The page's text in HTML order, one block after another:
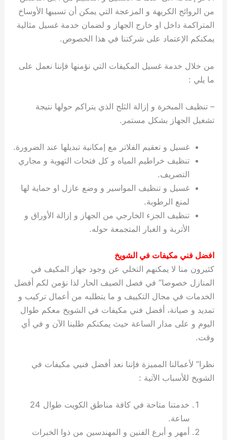
من الروائح الكريهة و المزعجة التي يمكن أن تسببها الأوساخ
المتراكمة داخل او خارج الجهاز و لضمان خدمة غسيل مثالية
يمكنكم الإعتماد على شركتنا في هذا الخصوص.
من خلال خدمة غسيل المكيفات التي نؤمنها فإننا نعمل على
ما يلي :
– تنظيف المبخرة و إزالة الثلج الذي يتراكم حولها نتيجة
تشغيل الجهاز بشكل مستمر.
غسيل و تعقيم الفلاتر مع إمكانية تبديلها عند الضرورة.
تنظيف خراطيم المياه و كل فتحات التهوية و مجاري
التصريف.
غسيل و تنظيف المواسير و وضع عازل او حماية لها
لمنع الرطوبة.
تنظيف الجزء الخارجي من الجهاز و إزالة الأوراق و
الأتربة و الغبار المتجمعة حوله.
افضل فني مكيفات في الشويخ
كثيرون منا لا يمكنهم التخلي عن وجود جهاز المكيف في
المنازل خصوصا” في فصل الصيف الحار لذا نؤمن لكم أفضل
الخدمات في مجال التكييف و ما يتطلبه من أعمال تركيب و
تمديد و صيانة، أفضل فني مكيفات في الشويخ معكم طوال
اليوم و على مدار الساعة حيث يمكنكم طلبنا الآن و في أي
وقت.
نظرا” لأعمالنا المميزة فإننا نعد أفضل فنيي مكيفات في
الشويخ للأسباب الآتية :
خدمتنا متاحة في كافة مناطق الكويت طوال 24
ساعة.
أمهر و أبرع الفنين و المهندسين من ذوا الخبرات